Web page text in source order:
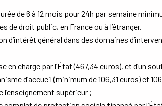
de 6 à 12 mois pour 24h par semaine
de droit public, en France ou à l’étranger.
d’intérêt général dans des domaines
en charge par l’État (467,34 euros), et d’un
d’accueil (minimum de 106,31 euros) et
l’enseignement supérieur ;